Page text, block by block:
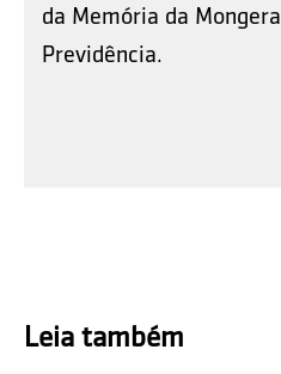
da Memória da
Previdência.
Leia também